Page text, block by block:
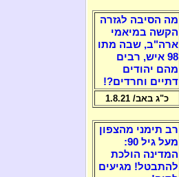
מה הסיבה לגזרה
הקשה במיאמי
ארה"ב, שבה מתו
98 איש, רבים
מהם יהודים
דתיים וחרדים?!
כ"ג באב/ 1.8.21
רב תימני מהצפון
מעל גיל 90:
המדינה הולכת
להתבטל! מגיעים